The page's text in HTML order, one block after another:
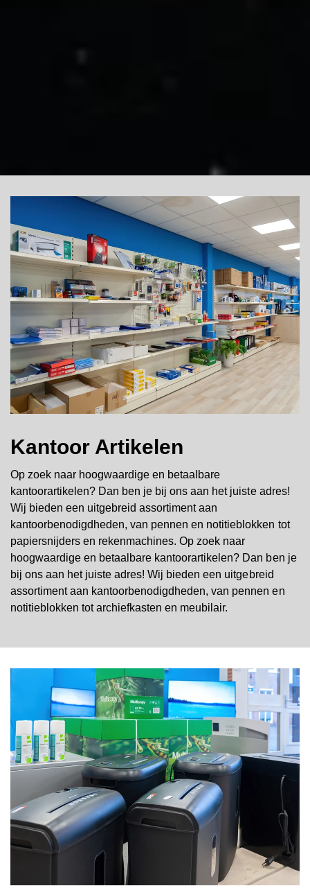
Kantoor Artikelen
Op zoek naar hoogwaardige en betaalbare
kantoorartikelen? Dan ben je bij ons aan het juiste adres!
Wij bieden een uitgebreid assortiment aan
kantoorbenodigdheden, van pennen en notitieblokken tot
papiersnijders en rekenmachines. Op zoek naar
hoogwaardige en betaalbare kantoorartikelen? Dan ben je
bij ons aan het juiste adres! Wij bieden een uitgebreid
assortiment aan kantoorbenodigdheden, van pennen en
notitieblokken tot archiefkasten en meubilair.